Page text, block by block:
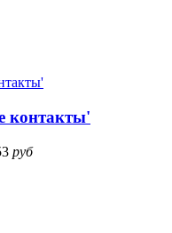
контакты'
руб